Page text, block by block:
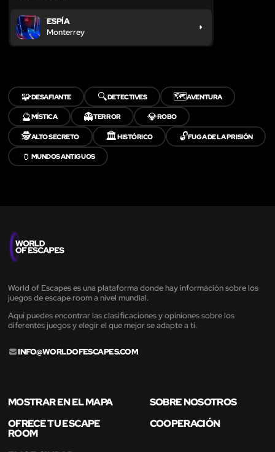
ESPÍA
Monterrey
🧩DESAFIANTE 🔍DETECTIVES 🗺️AVENTURA
🔮MÍSTICA 👻TERROR 💎ROBO
🕵️ALTO SECRETO 🏛️HISTÓRICO 🔓FUGA DE LA PRISIÓN
🏺 MUNDOS ANTIGUOS
World of Escapes es una plataforma donde hay información sobre los
juegos de escape room a nivel mundial.
Aquí puedes encontrar las clasificaciones y opiniones sobre los
diferentes juegos y elegir el que mejor se adapte a ti.
INFO@WORLDOFESCAPES.COM
MOSTRAR EN EL MAPA
SOBRE NOSOTROS
OFRECE TU ESCAPE
ROOM
COOPERACIÓN